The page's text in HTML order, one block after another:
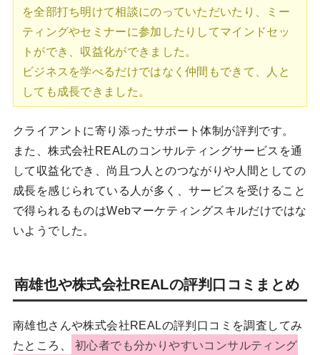
を全部打ち明けて相談にのっていただいたり、ミー
ティングやセミナーに参加したりしてマインドセッ
トができ、収益化ができました。
ビジネスを学べるだけではなく仲間もできて、人と
しても成長できました。
クライアントに寄り添ったサポート体制が評判です。
また、株式会社REALのコンサルティングサービスを通
して収益化でき、尚且つ人とのつながりや人間としての
成長を感じられている人が多く、サービスを受けること
で得られるものはWebマーケティングスキルだけではな
いようでした。
南雄也や株式会社REALの評判口コミまとめ
南雄也さんや株式会社REALの評判口コミを調査してみ
たところ、
初心者でも分かりやすいコンサルティング